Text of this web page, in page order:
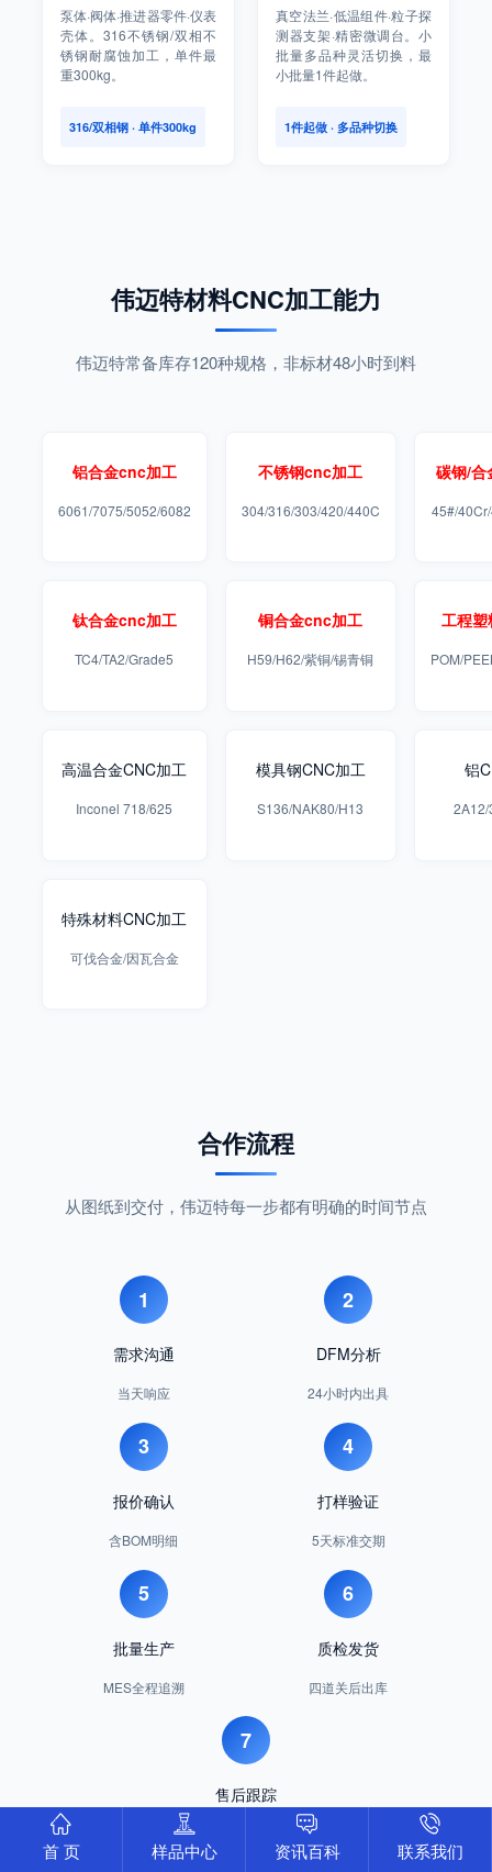
泵体·阀体·推进器零件·仪表
壳体。316不锈钢/双相不
锈钢耐腐蚀加工，单件最
重300kg。
316/双相钢 · 单件300kg
真空法兰·低温组件·粒子探
测器支架·精密微调台。小
批量多品种灵活切换，最
小批量1件起做。
1件起做 · 多品种切换
伟迈特材料CNC加工能力
伟迈特常备库存120种规格，非标材48小时到料
铝合金cnc加工
6061/7075/5052/6082
不锈钢cnc加工
304/316/303/420/440C
碳钢/合
45#/
钛合金cnc加工
TC4/TA2/Grade5
铜合金cnc加工
H59/H62/紫铜/锡青铜
工程塑
POM/
高温合金CNC加工
Inconel 718/625
模具钢CNC加工
S136/NAK80/H13
铝
特殊材料CNC加工
可伐合金/因瓦合金
合作流程
从图纸到交付，伟迈特每一步都有明确的时间节点
1
需求沟通
当天响应
2
DFM分析
24小时内出具
3
报价确认
含BOM明细
4
打样验证
5天标准交期
5
批量生产
MES全程追溯
6
质检发货
四道关后出库
7
售后跟踪
首 页
样品中心 资讯百科 联系我们